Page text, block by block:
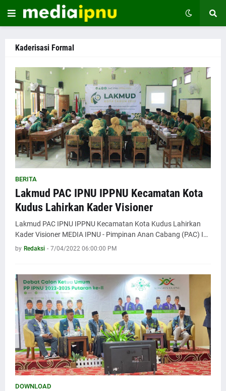
Kaderisasi Formal
BERITA
Lakmud PAC IPNU IPPNU Kecamatan Kota
Kudus Lahirkan Kader Visioner
Lakmud PAC IPNU IPPNU Kecamatan Kota Kudus Lahirkan
Kader Visioner MEDIA IPNU - Pimpinan Anan Cabang (PAC) I…
by Redaksi - 7/04/2022 06:00:00 PM
DOWNLOAD